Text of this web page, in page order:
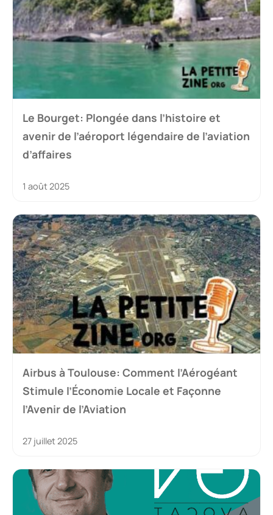
Le Bourget: Plongée dans l’histoire et
avenir de l’aéroport légendaire de l’aviation
d’affaires
1 août 2025
Airbus à Toulouse: Comment l’Aérogéant
Stimule l’Économie Locale et Façonne
l’Avenir de l’Aviation
27 juillet 2025